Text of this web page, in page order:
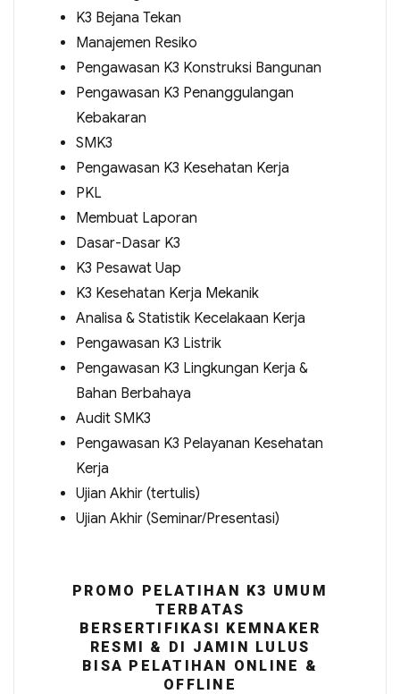
K3 Bejana Tekan
Manajemen Resiko
Pengawasan K3 Konstruksi Bangunan
Pengawasan K3 Penanggulangan
Kebakaran
SMK3
Pengawasan K3 Kesehatan Kerja
PKL
Membuat Laporan
Dasar-Dasar K3
K3 Pesawat Uap
K3 Kesehatan Kerja Mekanik
Analisa & Statistik Kecelakaan Kerja
Pengawasan K3 Listrik
Pengawasan K3 Lingkungan Kerja &
Bahan Berbahaya
Audit SMK3
Pengawasan K3 Pelayanan Kesehatan
Kerja
Ujian Akhir (tertulis)
Ujian Akhir (Seminar/Presentasi)
PROMO PELATIHAN K3 UMUM
TERBATAS
BERSERTIFIKASI KEMNAKER
RESMI & DI JAMIN LULUS
BISA PELATIHAN ONLINE &
OFFLINE